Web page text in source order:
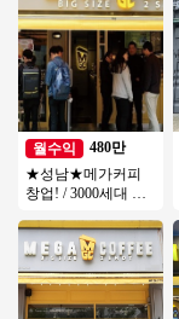
월수익
480만
★성남★메가커피
창업! / 3000세대 이
세대 / 낮은 투자금액